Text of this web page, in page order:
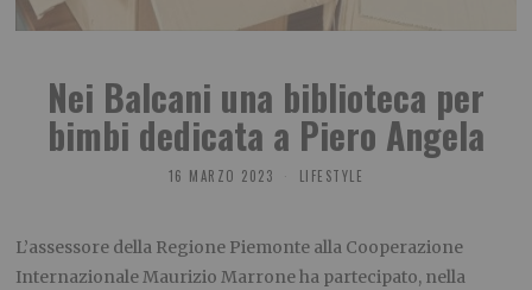
Nei Balcani una biblioteca per
bimbi dedicata a Piero Angela
16 MARZO 2023 LIFESTYLE
L’assessore della Regione Piemonte alla Cooperazione
Internazionale Maurizio Marrone ha partecipato, nella